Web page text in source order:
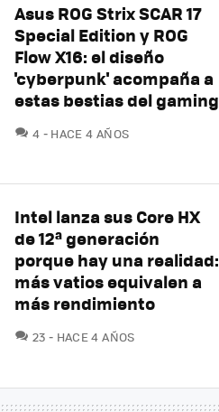
Asus ROG Strix SCAR 17
Special Edition y ROG
Flow X16: el diseño
'cyberpunk' acompaña a
estas bestias del gaming
4 COMENTARIOS
HACE 4 AÑOS
Intel lanza sus Core HX
de 12ª generación
porque hay una realidad:
más vatios equivalen a
más rendimiento
23 COMENTARIOS
HACE 4 AÑOS